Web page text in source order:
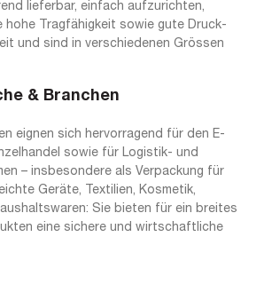
lieferbar, einfach aufzurichten,
hohe Tragfähigkeit sowie gute Druck-
und sind in verschiedenen Grössen
& Branchen
eignen sich hervorragend für den E-
sowie für Logistik- und
– insbesondere als Verpackung für
Geräte, Textilien, Kosmetik,
Sie bieten für ein breites
eine sichere und wirtschaftliche